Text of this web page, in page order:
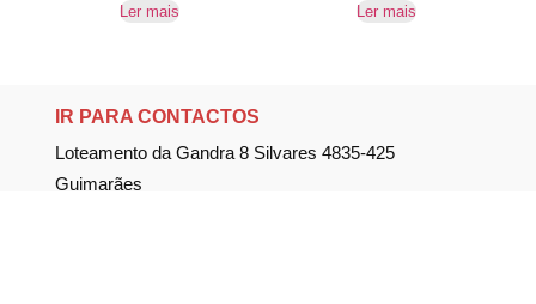
Ler mais Ler mais
IR PARA CONTACTOS
Loteamento da Gandra 8 Silvares 4835-425
Guimarães